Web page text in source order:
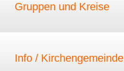
Gruppen und Kreise
Info / Kirchengemeinde